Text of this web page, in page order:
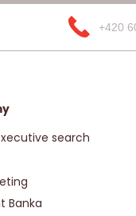
+420
search
Banka